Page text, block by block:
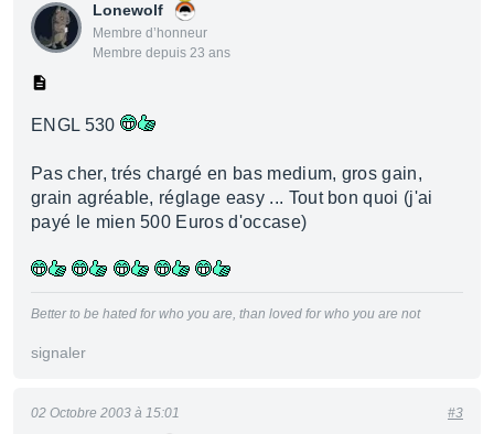
Lonewolf
Membre d’honneur
Membre depuis 23 ans
ENGL 530
Pas cher, trés chargé en bas medium, gros gain,
grain agréable, réglage easy ... Tout bon quoi (j'ai
payé le mien 500 Euros d'occase)
Better to be hated for who you are, than loved for who you are not
signaler
02 Octobre 2003 à 15:01 #3